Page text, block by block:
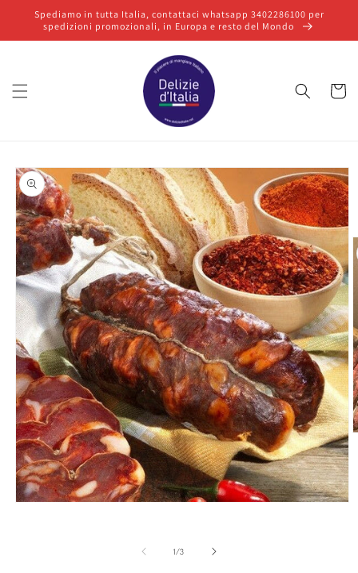
direttamente
ai contenuti
Spediamo in tutta Italia, contattaci whatsapp 3402286100 per
spedizioni promozionali, in Europa e resto del Mondo
Carrello
Passa alle
informazioni
sul prodotto
1/su
3